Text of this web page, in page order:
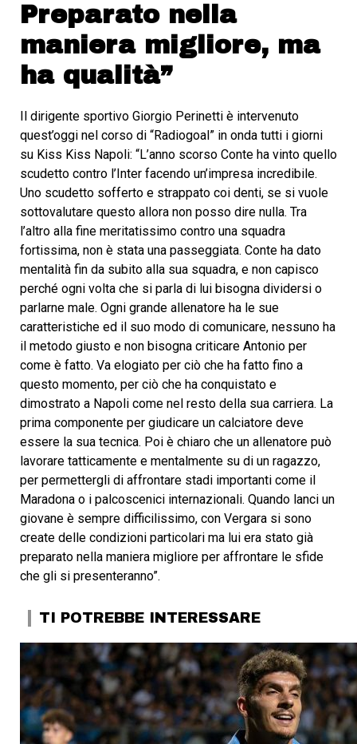
Preparato nella
maniera migliore, ma
ha qualità”
Il dirigente sportivo Giorgio Perinetti è intervenuto
quest’oggi nel corso di “Radiogoal” in onda tutti i giorni
su Kiss Kiss Napoli: “L’anno scorso Conte ha vinto quello
scudetto contro l’Inter facendo un’impresa incredibile.
Uno scudetto sofferto e strappato coi denti, se si vuole
sottovalutare questo allora non posso dire nulla. Tra
l’altro alla fine meritatissimo contro una squadra
fortissima, non è stata una passeggiata. Conte ha dato
mentalità fin da subito alla sua squadra, e non capisco
perché ogni volta che si parla di lui bisogna dividersi o
parlarne male. Ogni grande allenatore ha le sue
caratteristiche ed il suo modo di comunicare, nessuno ha
il metodo giusto e non bisogna criticare Antonio per
come è fatto. Va elogiato per ciò che ha fatto fino a
questo momento, per ciò che ha conquistato e
dimostrato a Napoli come nel resto della sua carriera. La
prima componente per giudicare un calciatore deve
essere la sua tecnica. Poi è chiaro che un allenatore può
lavorare tatticamente e mentalmente su di un ragazzo,
per permettergli di affrontare stadi importanti come il
Maradona o i palcoscenici internazionali. Quando lanci un
giovane è sempre difficilissimo, con Vergara si sono
create delle condizioni particolari ma lui era stato già
preparato nella maniera migliore per affrontare le sfide
che gli si presenteranno”.
TI POTREBBE INTERESSARE